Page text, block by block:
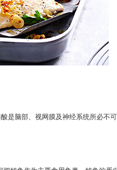
脑部、视网膜及神经系统所必不可